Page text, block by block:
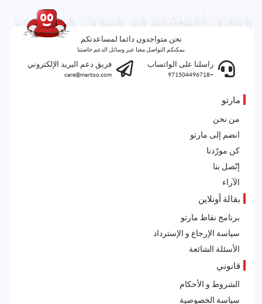
نحن متواجدون دائما لمساعدتكم
يمكنكم التواصل معنا عبر وسائل الدعم خاصتنا
راسلنا على الواتساب
+971504496718
فريق دعم البريد الإلكتروني
care@martoo.com
مارتو
من نحن
انضم إلى مارتو
كن مورّدنا
إتّصل بنا
الآراء
بقالة أونلاين
برنامج نقاط مارتو
سياسة الإرجاع و الإسترداد
الأسئلة الشائعة
قانوني
الشروط و الأحكام
سياسة الخصوصية